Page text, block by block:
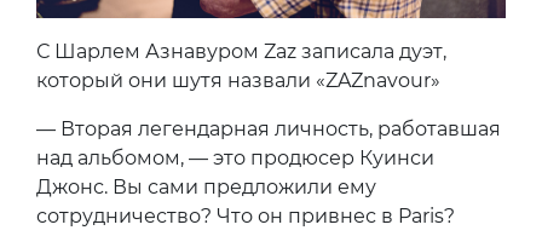
С Шарлем Азнавуром Zaz записала дуэт,
который они шутя назвали «ZAZnavour»
— Вторая легендарная личность, работавшая
над альбомом, — это продюсер Куинси
Джонс. Вы сами предложили ему
сотрудничество? Что он привнес в Paris?